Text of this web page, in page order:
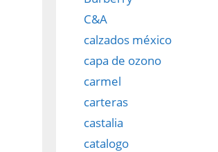
C&A
calzados méxico
capa de ozono
carmel
carteras
castalia
catalogo